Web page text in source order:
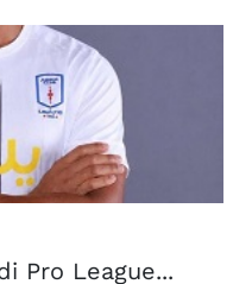
Pro League...